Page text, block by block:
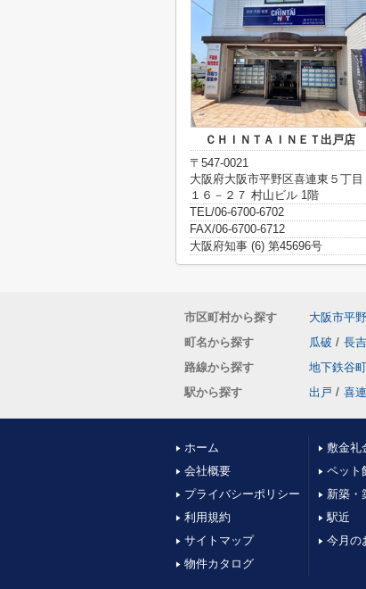
ＣＨＩＮＴＡＩＮＥＴ出戸店
〒547-0021
大阪府大阪市平野区喜連東５丁目
１６－２７ 村山ビル 1階
TEL/06-6700-6702
FAX/06-6700-6712
大阪府知事 (6) 第45696号
市区町村から探す 大阪市平
町名から探す
瓜破 / 長
路線から探す
地下鉄谷
駅から探す
出戸 / 喜
ホーム
会社概要
プライバシーポリシー
利用規約
サイトマップ
物件カタログ
敷金礼
ペット
新築・
駅近
今月の